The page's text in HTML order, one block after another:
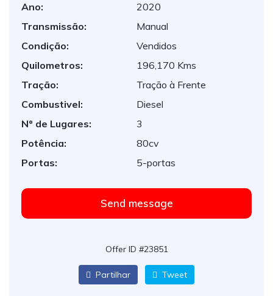
Ano:
2020
Transmissão:
Manual
Condição:
Vendidos
Quilometros:
196,170 Kms
Tração:
Tração à Frente
Combustivel:
Diesel
Nº de Lugares:
3
Potência:
80cv
Portas:
5-portas
Send message
Offer ID #23851
Partilhar Tweet